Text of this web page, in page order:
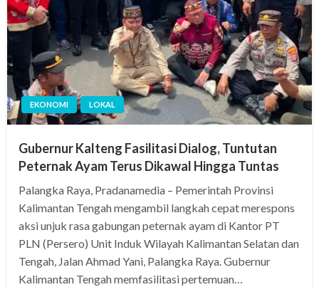
EKONOMI LOKAL
Gubernur Kalteng Fasilitasi Dialog, Tuntutan
Peternak Ayam Terus Dikawal Hingga Tuntas
Palangka Raya, Pradanamedia – Pemerintah Provinsi
Kalimantan Tengah mengambil langkah cepat merespons
aksi unjuk rasa gabungan peternak ayam di Kantor PT
PLN (Persero) Unit Induk Wilayah Kalimantan Selatan dan
Tengah, Jalan Ahmad Yani, Palangka Raya. Gubernur
Kalimantan Tengah memfasilitasi pertemuan…